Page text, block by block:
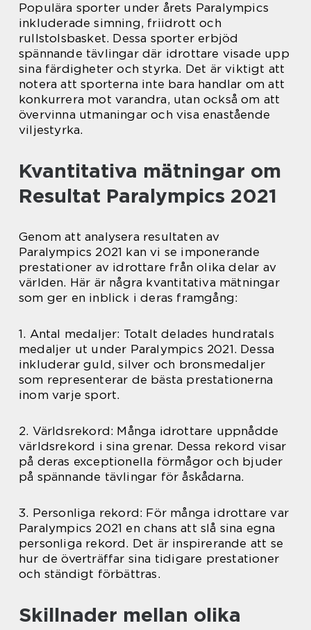
Populära sporter under årets Paralympics
inkluderade simning, friidrott och
rullstolsbasket. Dessa sporter erbjöd
spännande tävlingar där idrottare visade upp
sina färdigheter och styrka. Det är viktigt att
notera att sporterna inte bara handlar om att
konkurrera mot varandra, utan också om att
övervinna utmaningar och visa enastående
viljestyrka.
Kvantitativa mätningar om
Resultat Paralympics 2021
Genom att analysera resultaten av
Paralympics 2021 kan vi se imponerande
prestationer av idrottare från olika delar av
världen. Här är några kvantitativa mätningar
som ger en inblick i deras framgång:
1. Antal medaljer: Totalt delades hundratals
medaljer ut under Paralympics 2021. Dessa
inkluderar guld, silver och bronsmedaljer
som representerar de bästa prestationerna
inom varje sport.
2. Världsrekord: Många idrottare uppnådde
världsrekord i sina grenar. Dessa rekord visar
på deras exceptionella förmågor och bjuder
på spännande tävlingar för åskådarna.
3. Personliga rekord: För många idrottare var
Paralympics 2021 en chans att slå sina egna
personliga rekord. Det är inspirerande att se
hur de överträffar sina tidigare prestationer
och ständigt förbättras.
Skillnader mellan olika